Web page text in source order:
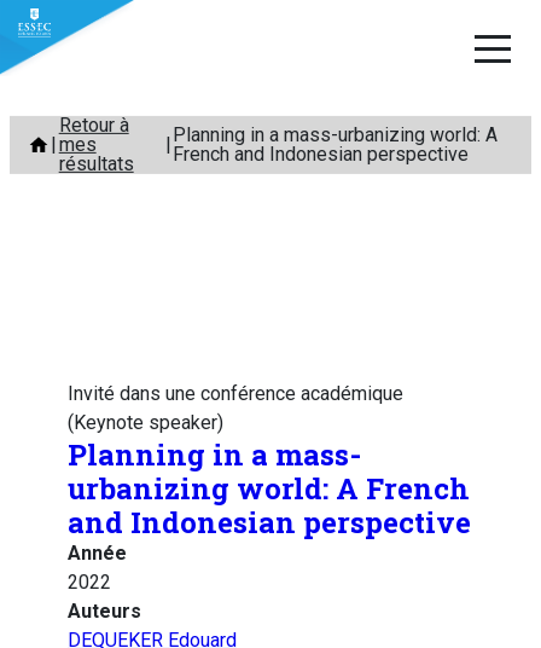
Aller
contenu
Retour à
mes
résultats
Planning in a mass-urbanizing world: A
French and Indonesian perspective
Invité dans une conférence académique
(Keynote speaker)
Planning in a mass-
urbanizing world: A French
and Indonesian perspective
Année
2022
Auteurs
DEQUEKER Edouard